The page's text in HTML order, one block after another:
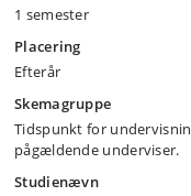
1 semester
Placering
Efterår
Skemagruppe
Tidspunkt for
pågældende underviser.
Studienævn